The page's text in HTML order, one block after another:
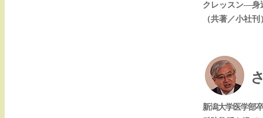
クレッスン―身
（共著／小社
新潟大学医学部